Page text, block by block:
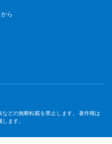
ら
どの無断転載を禁止します。 著作権は
ます。